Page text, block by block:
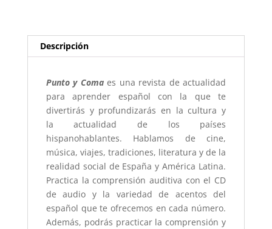
Descripción
Punto y Comaes una revista de actualidad
para aprender español con la que te
divertirás y profundizarás en la cultura y
la actualidad de los países
hispanohablantes. Hablamos de cine,
música, viajes, tradiciones, literatura y de la
realidad social de España y América Latina.
Practica la comprensión auditiva con el CD
de audio y la variedad de acentos del
español que te ofrecemos en cada número.
Además, podrás practicar la comprensión y